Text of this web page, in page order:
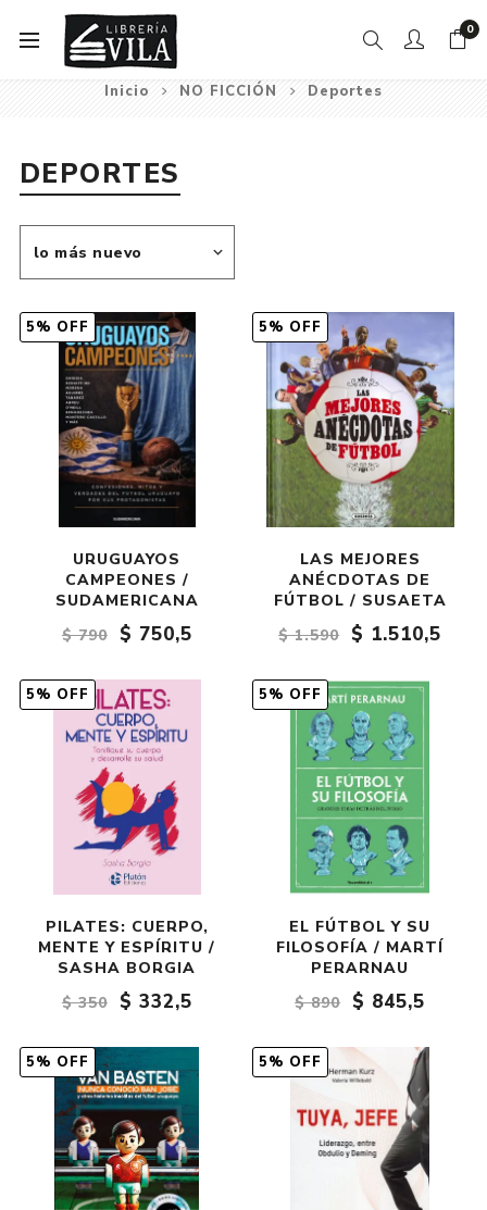
0
Inicio NO FICCIÓN Deportes
DEPORTES
5% OFF
URUGUAYOS
CAMPEONES /
SUDAMERICANA
$ 790
$ 750,5
5% OFF
LAS MEJORES
ANÉCDOTAS DE
FÚTBOL / SUSAETA
$ 1.590
$ 1.510,5
5% OFF
PILATES: CUERPO,
MENTE Y ESPÍRITU /
SASHA BORGIA
$ 350
$ 332,5
5% OFF
EL FÚTBOL Y SU
FILOSOFÍA / MARTÍ
PERARNAU
$ 890
$ 845,5
5% OFF 5% OFF